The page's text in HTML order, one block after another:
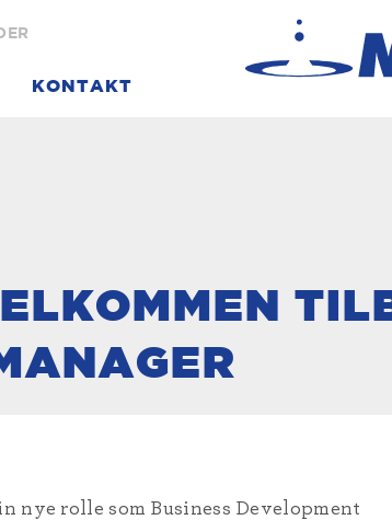
KONTAKT
nye rolle som Business Development